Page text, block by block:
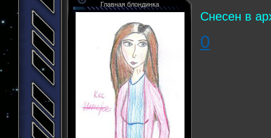
Главная блондинка
Снесен в
0